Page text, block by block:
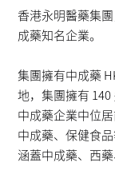
動態資訊
香港永明醫藥集
成藥知名企業。
集團擁有中成藥
地，集團擁有
中成藥企業中位
中成藥、保健食
涵蓋中成藥、西